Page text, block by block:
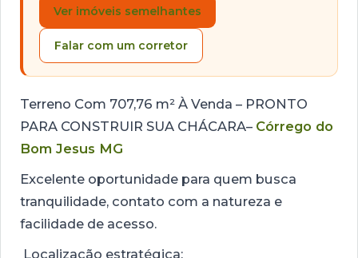
Ver imóveis semelhantes
Falar com um corretor
Terreno Com 707,76 m² À Venda – PRONTO
PARA CONSTRUIR SUA CHÁCARA– Córrego do
Bom Jesus MG
Excelente oportunidade para quem busca
tranquilidade, contato com a natureza e
facilidade de acesso.
Localização estratégica: